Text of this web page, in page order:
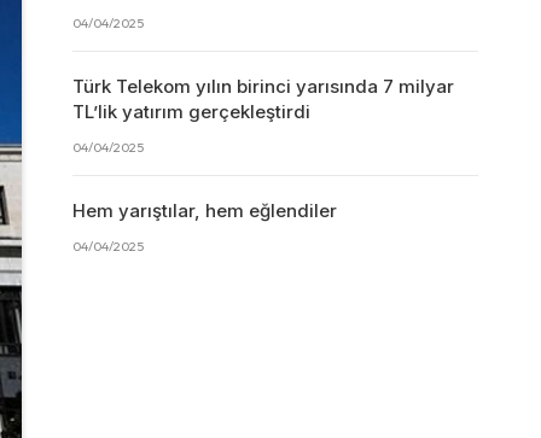
04/04/2025
Türk Telekom yılın birinci yarısında 7 milyar
TL’lik yatırım gerçekleştirdi
04/04/2025
Hem yarıştılar, hem eğlendiler
04/04/2025